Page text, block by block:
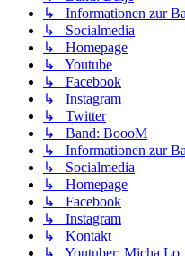
↳ Informationen zur
↳ Socialmedia
↳ Homepage
↳ Youtube
↳ Facebook
↳ Instagram
↳ Twitter
↳ Band: BoooM
↳ Informationen zur
↳ Socialmedia
↳ Homepage
↳ Facebook
↳ Instagram
↳ Kontakt